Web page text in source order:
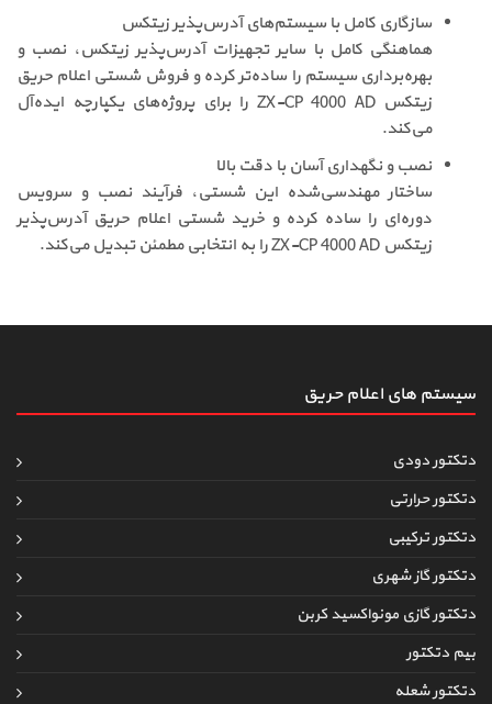
سازگاری کامل با سیستم‌های آدرس‌پذیر زیتکس
هماهنگی کامل با سایر تجهیزات آدرس‌پذیر زیتکس، نصب و
بهره‌برداری سیستم را ساده‌تر کرده و فروش شستی اعلام حریق
زیتکس ZX-CP 4000 AD را برای پروژه‌های یکپارچه ایده‌آل
می‌کند.
نصب و نگهداری آسان با دقت بالا
ساختار مهندسی‌شده این شستی، فرآیند نصب و سرویس
دوره‌ای را ساده کرده و خرید شستی اعلام حریق آدرس‌پذیر
زیتکس ZX-CP 4000 AD را به انتخابی مطمئن تبدیل می‌کند.
سیستم های اعلام حریق
دتکتور دودی
دتکتور حرارتی
دتکتور ترکیبی
دتکتور گاز شهری
دتکتور گازی مونواکسید کربن
بیم دتکتور
دتکتور شعله